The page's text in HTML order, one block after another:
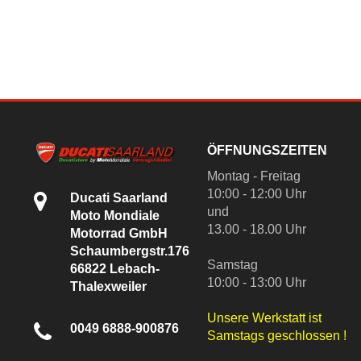
Ducati Saarland
Moto Mondiale
Motorrad GmbH
Schaumbergstr.176
66822 Lebach-
Thalexweiler
0049 6888-900876
ÖFFNUNGSZEITEN
Montag - Freitag
10:00 - 12:00 Uhr
und
13.00 - 18.00 Uhr
Samstag
10:00 - 13:00 Uhr
Unsere Werkstatt ist
Samstags geschlossen !